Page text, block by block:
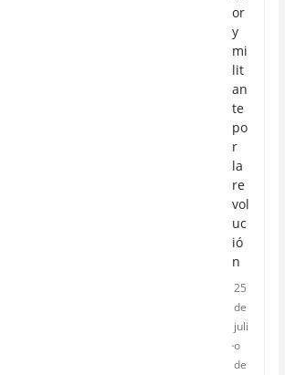
or
y
mi
lit
an
te
po
r
la
re
vol
uc
ió
n
25
de
juli
o
de